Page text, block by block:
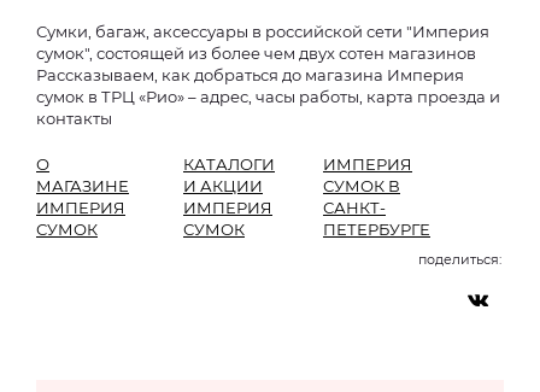
Сумки, багаж, аксессуары в российской сети "Империя
сумок", состоящей из более чем двух сотен магазинов
Рассказываем, как добраться до магазина Империя
сумок в ТРЦ «Рио» – адрес, часы работы, карта проезда и
контакты
О
МАГАЗИНЕ
ИМПЕРИЯ
СУМОК
КАТАЛОГИ
И АКЦИИ
ИМПЕРИЯ
СУМОК
ИМПЕРИЯ
СУМОК В
САНКТ-
ПЕТЕРБУРГЕ
поделиться: